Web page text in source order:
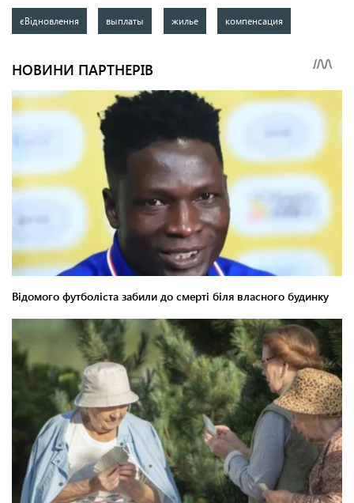
єВідновлення выплаты жилье компенсация